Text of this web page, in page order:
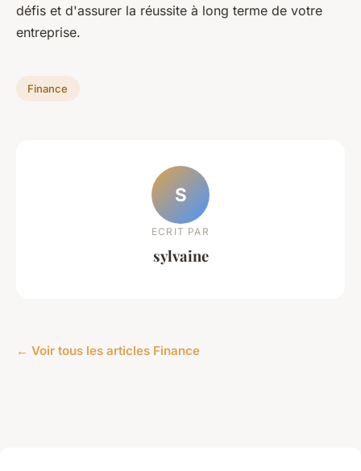
défis et d'assurer la réussite à long terme de votre
entreprise.
Finance
S
ECRIT PAR
sylvaine
← Voir tous les articles Finance